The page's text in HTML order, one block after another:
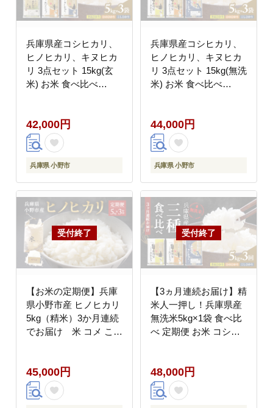
兵庫県産コシヒカリ、
ヒノヒカリ、キヌヒカ
リ 3点セット 15kg(玄
米) お米 食べ比べ
42,000円
兵庫県 小野市
兵庫県産コシヒカリ、
ヒノヒカリ、キヌヒカ
リ 3点セット 15kg(無洗
米) お米 食べ比べ
44,000円
兵庫県 小野市
【お米の定期便】兵庫
県小野市産 ヒノヒカリ
5kg（精米）3か月連続
でお届け 米 コメ こめ
県 小野市
45,000円
【3ヵ月連続お届け】精
米人一押し！兵庫県産
無洗米5kg×1袋 食べ比
べ 定期便 お米 コシヒ
48,000円